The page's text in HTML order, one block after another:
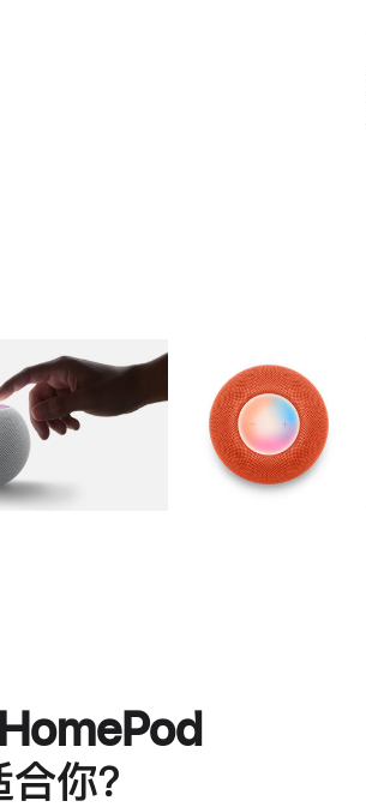
图库 图像 图库 图像
你？